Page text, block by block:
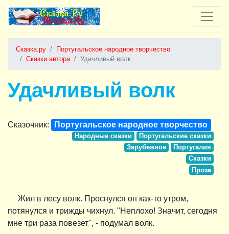
Сказка.ру
Португальское народное творчество
Сказки автора
Удачливый волк
Удачливый волк
Сказочник: Португальское народное творчество
Народные сказки
Португальские сказки
Зарубежное
Португалия
Сказки
Проза
Жил в лесу волк. Проснулся он как-то утром,
потянулся и трижды чихнул. "Неплохо! Значит, сегодня
мне три раза повезет", - подумал волк.